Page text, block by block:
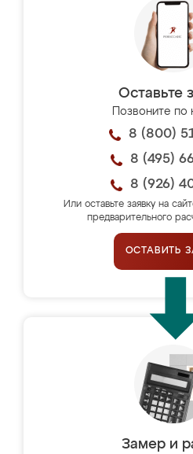
Оставьте
Позвоните
8 (800)
8 (495)
8 (926)
Или оставьте заявку на
предварительного
ОСТАВИТЬ
Замер и